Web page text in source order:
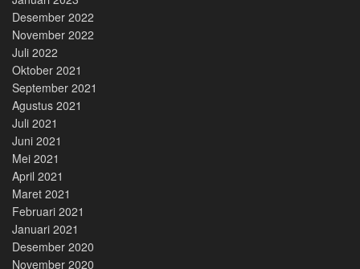
Desember 2022
November 2022
Juli 2022
Oktober 2021
September 2021
Agustus 2021
Juli 2021
Juni 2021
Mei 2021
April 2021
Maret 2021
Februari 2021
Januari 2021
Desember 2020
November 2020